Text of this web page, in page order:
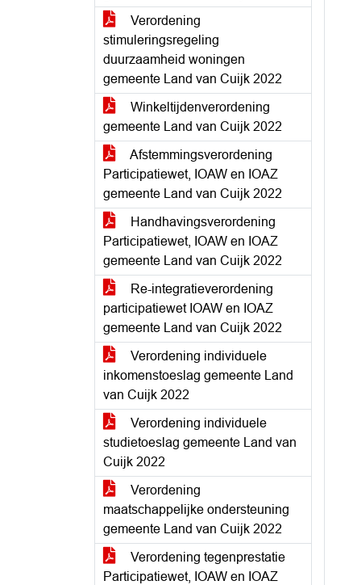
Verordening
stimuleringsregeling
duurzaamheid woningen
gemeente Land van Cuijk 2022
Winkeltijdenverordening
gemeente Land van Cuijk 2022
Afstemmingsverordening
Participatiewet, IOAW en IOAZ
gemeente Land van Cuijk 2022
Handhavingsverordening
Participatiewet, IOAW en IOAZ
gemeente Land van Cuijk 2022
Re-integratieverordening
participatiewet IOAW en IOAZ
gemeente Land van Cuijk 2022
Verordening individuele
inkomenstoeslag gemeente Land
van Cuijk 2022
Verordening individuele
studietoeslag gemeente Land van
Cuijk 2022
Verordening
maatschappelijke ondersteuning
gemeente Land van Cuijk 2022
Verordening tegenprestatie
Participatiewet, IOAW en IOAZ